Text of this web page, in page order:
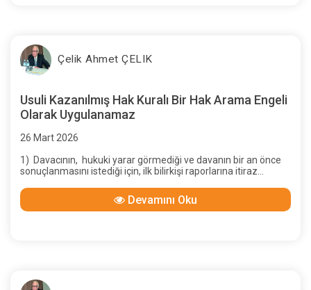
Çelik Ahmet ÇELIK
Usuli Kazanılmış Hak Kuralı Bir Hak Arama Engeli
Olarak Uygulanamaz
26 Mart 2026
1) Davacının, hukuki yarar görmediği ve davanın bir an önce
sonuçlanmasını istediği için, ilk bilirkişi raporlarına itiraz
oluşturduğu gerekçesiyle, sonraki raporlardaki artışlardan..
Devamını Oku